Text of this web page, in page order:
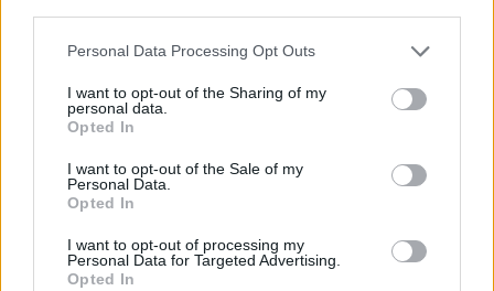
Personal Data Processing Opt Outs
I want to opt-out of the Sharing of my
personal data.
Opted In
I want to opt-out of the Sale of my
Personal Data.
Opted In
I want to opt-out of processing my
Personal Data for Targeted Advertising.
Opted In
Βασίλης Σπανούλης – Ολυμπία Χοψονίδου: